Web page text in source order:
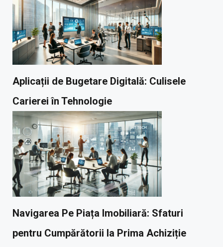
Aplicații de Bugetare Digitală: Culisele
Carierei în Tehnologie
Navigarea Pe Piața Imobiliară: Sfaturi
pentru Cumpărătorii la Prima Achiziție